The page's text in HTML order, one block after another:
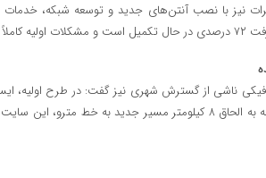
نیز با نصب آنتن‌های جدید و توسعه شبکه،
ناشی از گسترش شهری نیز گفت: در طرح اولیه،
پیش‌بینی شده است و با توجه به الحاق ۸ کیلومتر مسیر جدید